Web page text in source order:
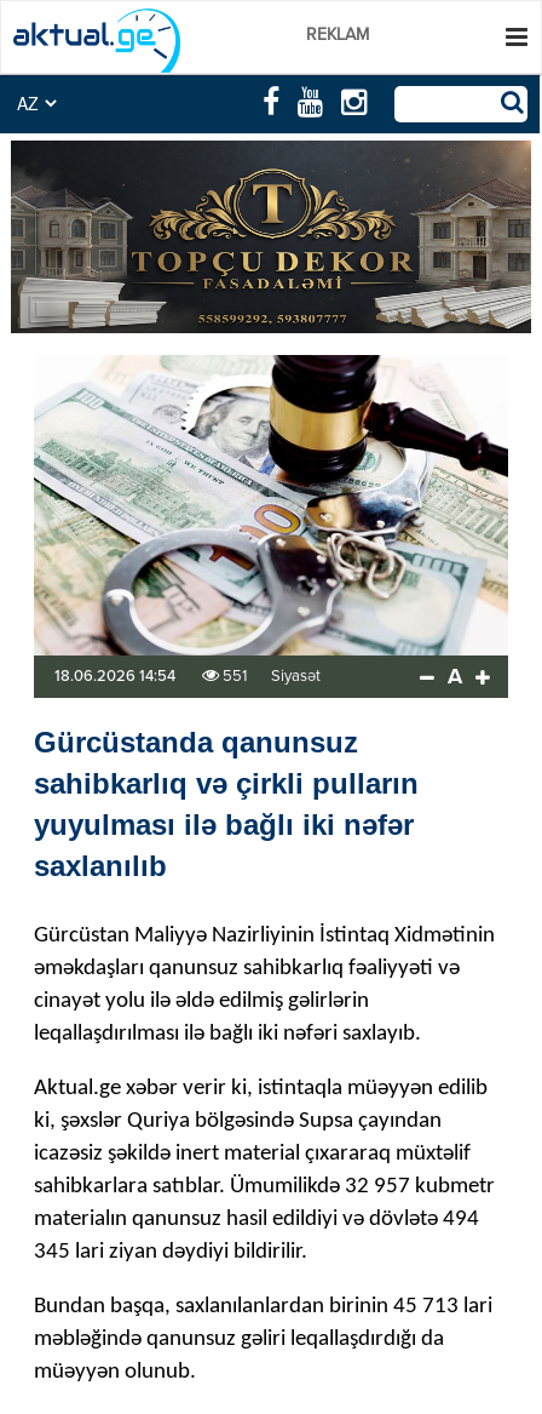
REKLAM
18.06.2026 14:54 551 Siyasət A
Gürcüstanda qanunsuz
sahibkarlıq və çirkli pulların
yuyulması ilə bağlı iki nəfər
saxlanılıb
Gürcüstan Maliyyə Nazirliyinin İstintaq Xidmətinin
əməkdaşları qanunsuz sahibkarlıq fəaliyyəti və
cinayət yolu ilə əldə edilmiş gəlirlərin
leqallaşdırılması ilə bağlı iki nəfəri saxlayıb.
Aktual.ge xəbər verir ki, istintaqla müəyyən edilib
ki, şəxslər Quriya bölgəsində Supsa çayından
icazəsiz şəkildə inert material çıxararaq müxtəlif
sahibkarlara satıblar. Ümumilikdə 32 957 kubmetr
materialın qanunsuz hasil edildiyi və dövlətə 494
345 lari ziyan dəydiyi bildirilir.
Bundan başqa, saxlanılanlardan birinin 45 713 lari
məbləğində qanunsuz gəliri leqallaşdırdığı da
müəyyən olunub.